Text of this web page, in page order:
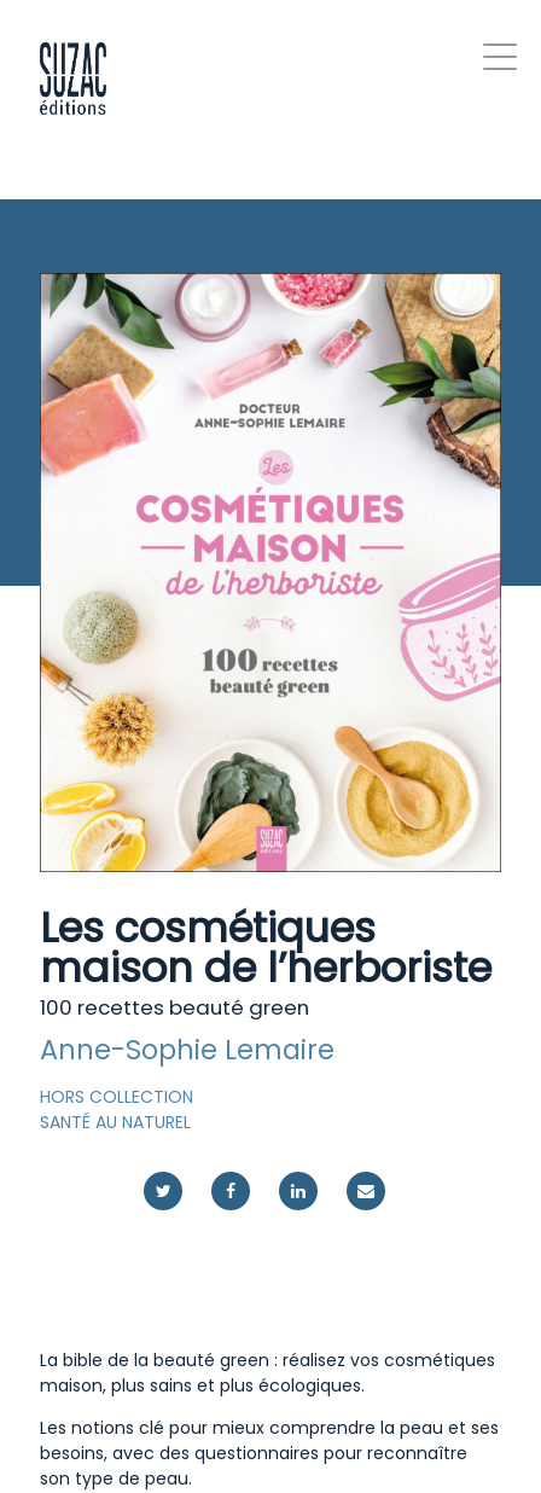
Les cosmétiques
maison de l’herboriste
100 recettes beauté green
Anne-Sophie Lemaire
HORS COLLECTION
SANTÉ AU NATUREL
La bible de la beauté green : réalisez vos cosmétiques
maison, plus sains et plus écologiques.
Les notions clé pour mieux comprendre la peau et ses
besoins, avec des questionnaires pour reconnaître
son type de peau.